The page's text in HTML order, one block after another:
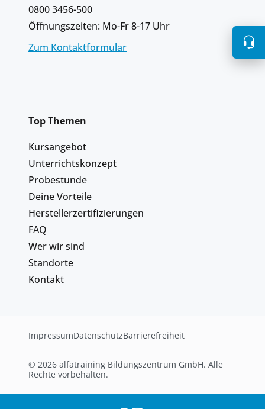
0800 3456-500
Öffnungszeiten: Mo-Fr 8-17 Uhr
Zum Kontaktformular
Top Themen
Kursangebot
Unterrichtskonzept
Probestunde
Deine Vorteile
Herstellerzertifizierungen
FAQ
Wer wir sind
Standorte
Kontakt
ImpressumDatenschutzBarrierefreiheit
© 2026 alfatraining Bildungszentrum GmbH. Alle
Rechte vorbehalten.